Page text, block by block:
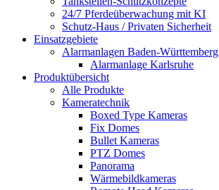
24/7 Pferdeüberwachung mit KI
Schutz-Haus / Privaten Sicherheit
Einsatzgebiete
Alarmanlagen Baden-Württemberg
Alarmanlage Karlsruhe
Produktübersicht
Alle Produkte
Kameratechnik
Boxed Type Kameras
Fix Domes
Bullet Kameras
PTZ Domes
Panorama
Wärmebildkameras